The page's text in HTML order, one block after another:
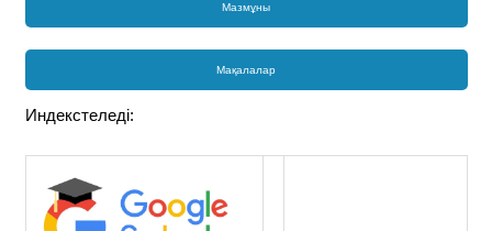
Мазмұны
Мақалалар
Индекстеледі: